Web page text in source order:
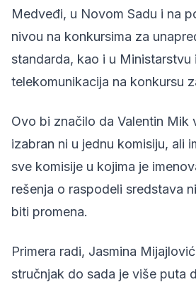
Medveđi, u Novom Sadu i na
nivou na konkursima za
standarda, kao i u Ministarstvu
telekomunikacija na konkursu
Ovo bi značilo da Valentin Mik
izabran ni u jednu komisiju, ali
sve komisije u kojima je
rešenja o raspodeli sredstava
biti promena.
Primera radi, Jasmina
stručnjak do sada je više puta